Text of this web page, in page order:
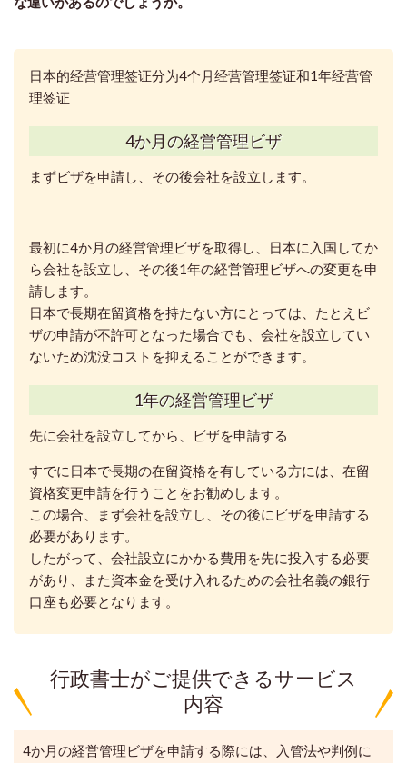
日本的经营管理签证分为4个月经营管理签证和1年经营管
理签证
4か月の経営管理ビザ
まずビザを申請し、その後会社を設立します。
最初に4か月の経営管理ビザを取得し、日本に入国してか
ら会社を設立し、その後1年の経営管理ビザへの変更を申
請します。
日本で長期在留資格を持たない方にとっては、たとえビ
ザの申請が不許可となった場合でも、会社を設立してい
ないため沈没コストを抑えることができます。
1年の経営管理ビザ
先に会社を設立してから、ビザを申請する
すでに日本で長期の在留資格を有している方には、在留
資格変更申請を行うことをお勧めします。
この場合、まず会社を設立し、その後にビザを申請する
必要があります。
したがって、会社設立にかかる費用を先に投入する必要
があり、また資本金を受け入れるための会社名義の銀行
口座も必要となります。
行政書士がご提供できるサービス
内容
4か月の経営管理ビザを申請する際には、入管法や判例に